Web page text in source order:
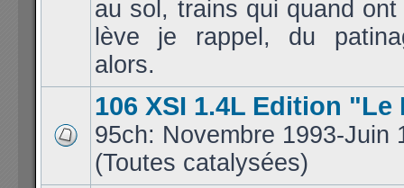
au sol, trains qui quand
lève je rappel, du
alors.
106 XSI 1.4L Edition "Le
95ch: Novembre 1993-Juin
(Toutes catalysées)